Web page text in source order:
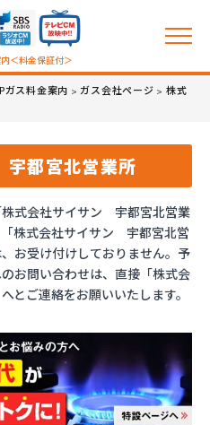
＜料金保証付＞
ガス料金案内 >ガス会社ページ > 株式
都宮北営業所
式会社サイサン 宇都宮北営業
株式会社サイサン 宇都宮北営
お受け付けしておりません。予
お問い合わせは、直接「株式会
ご連絡をお願いいたします。